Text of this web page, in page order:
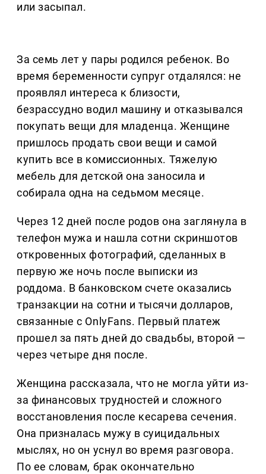
или засыпал.
За семь лет у пары родился ребенок. Во
время беременности супруг отдалялся: не
проявлял интереса к близости,
безрассудно водил машину и отказывался
покупать вещи для младенца. Женщине
пришлось продать свои вещи и самой
купить все в комиссионных. Тяжелую
мебель для детской она заносила и
собирала одна на седьмом месяце.
Через 12 дней после родов она заглянула в
телефон мужа и нашла сотни скриншотов
откровенных фотографий, сделанных в
первую же ночь после выписки из
роддома. В банковском счете оказались
транзакции на сотни и тысячи долларов,
связанные с OnlyFans. Первый платеж
прошел за пять дней до свадьбы, второй —
через четыре дня после.
Женщина рассказала, что не могла уйти из-
за финансовых трудностей и сложного
восстановления после кесарева сечения.
Она призналась мужу в суицидальных
мыслях, но он уснул во время разговора.
По ее словам, брак окончательно